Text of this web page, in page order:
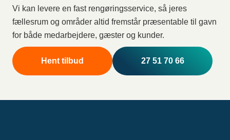
Vi kan levere en fast rengøringsservice, så jeres
fællesrum og områder altid fremstår præsentable til gavn
for både medarbejdere, gæster og kunder.
Hent tilbud 27 51 70 66